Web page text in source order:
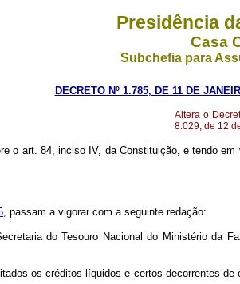
Presidência
Casa
Subchefia para
DECRETO Nº 1.785, DE 11 DE
Altera o
8.029, de 12
o art. 84, inciso IV, da Constituição, e tendo
, passam a vigorar com a seguinte redação:
do Tesouro Nacional do Ministério da
os créditos líquidos e certos decorrentes